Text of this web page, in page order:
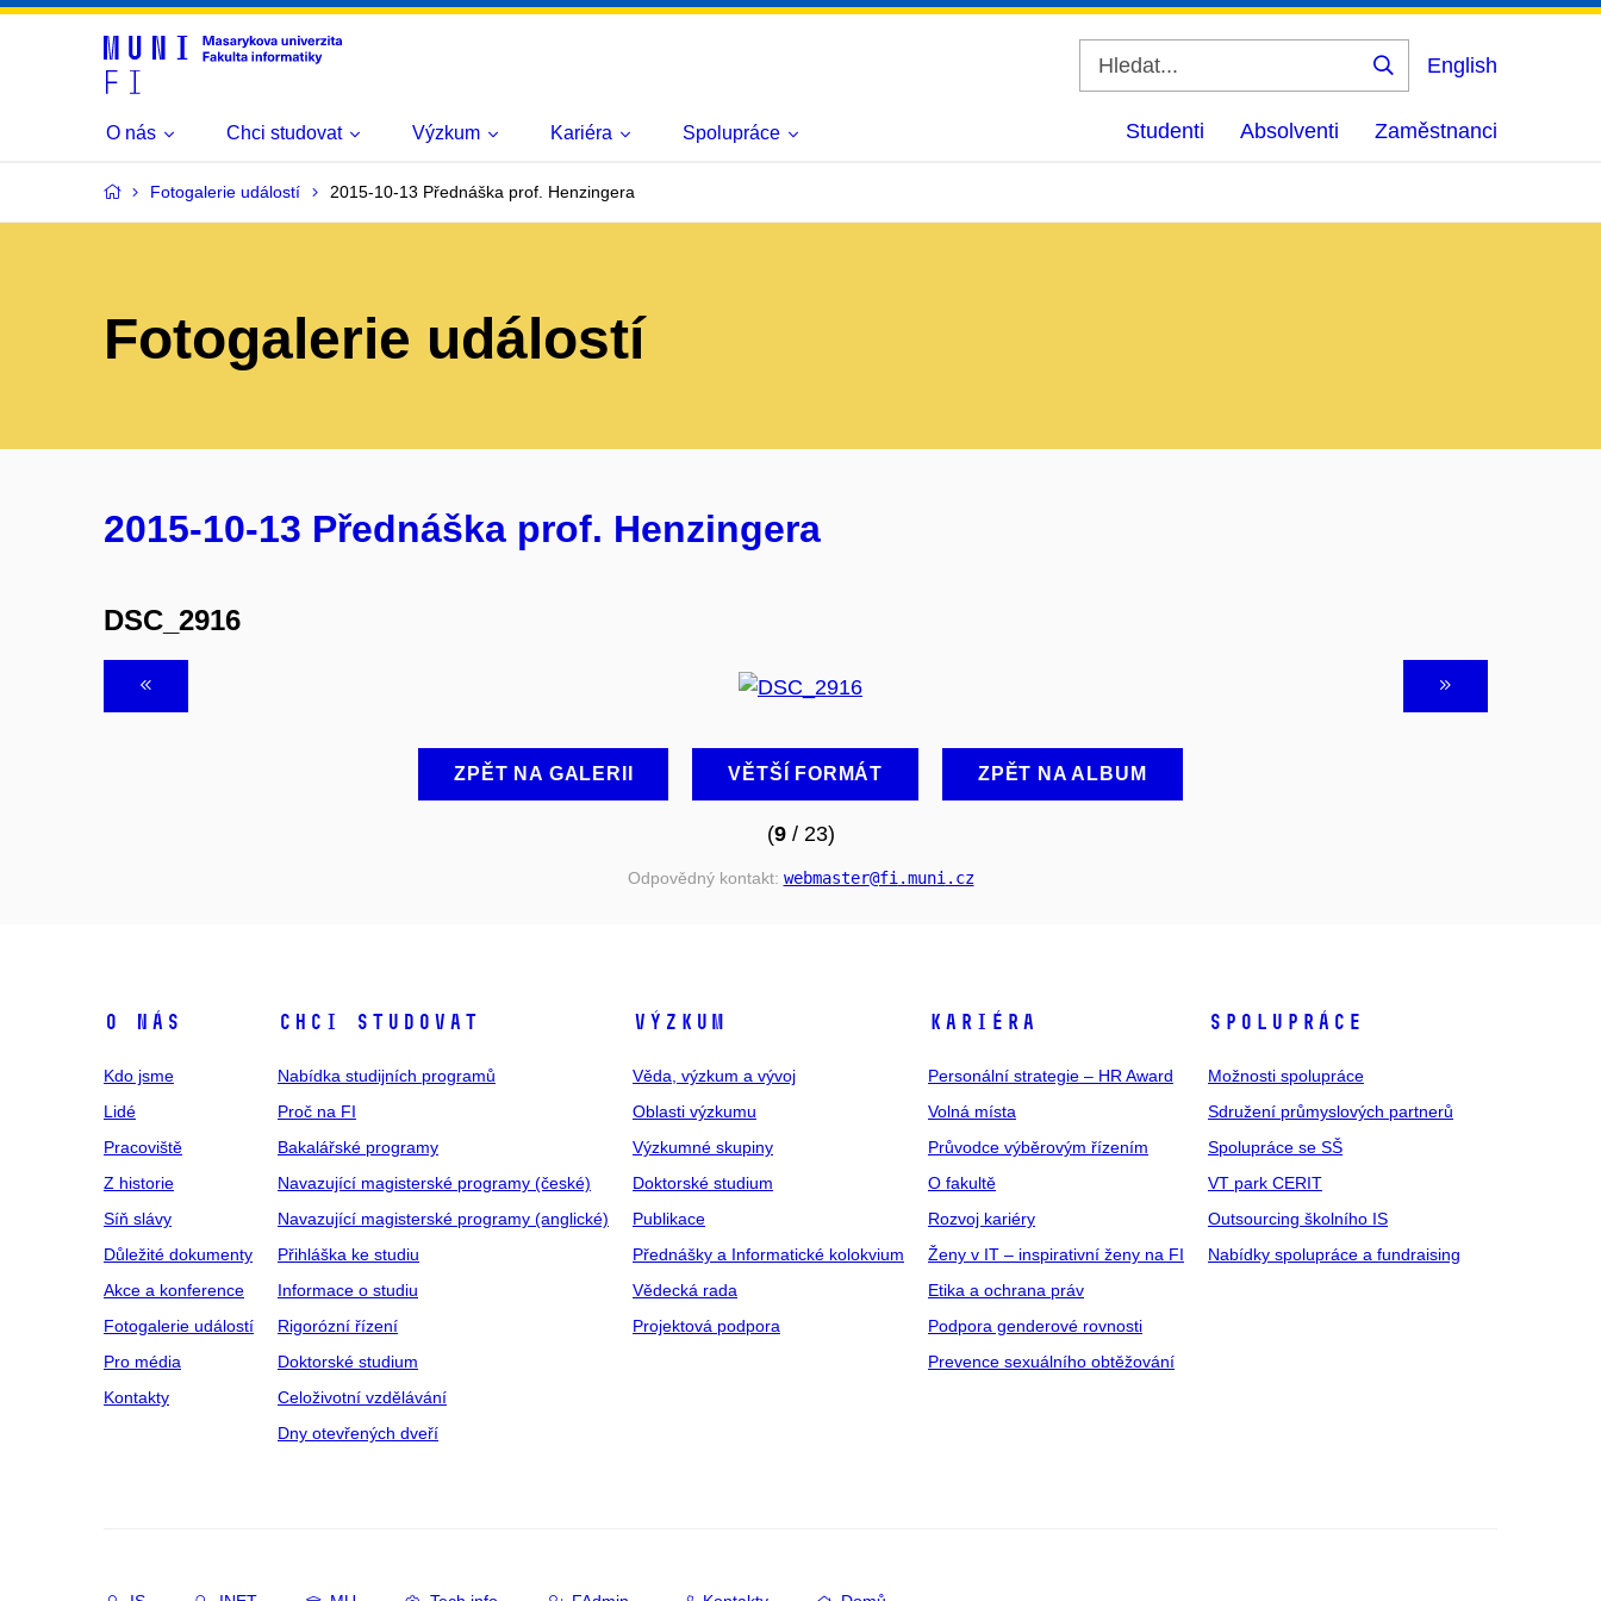
Vyhledat
English
O nás Chci studovat Výzkum Kariéra Spolupráce Studenti Absolventi Zaměstnanci
Fotogalerie událostí 2015-10-13 Přednáška prof. Henzingera
Fotogalerie událostí
2015-10-13 Přednáška prof. Henzingera
DSC_2916
ZPĚT NA GALERII VĚTŠÍ FORMÁT ZPĚT NA ALBUM
(9/ 23)
Odpovědný kontakt: webmaster@fi .muni .cz
O NÁS
Kdo jsme
Lidé
Pracoviště
Z historie
Síň slávy
Důležité dokumenty
Akce a konference
Fotogalerie událostí
Pro média
Kontakty
CHCI STUDOVAT
Nabídka studijních programů
Proč na FI
Bakalářské programy
Navazující magisterské programy (české)
Navazující magisterské programy (anglické)
Přihláška ke studiu
Informace o studiu
Rigorózní řízení
Doktorské studium
Celoživotní vzdělávání
Dny otevřených dveří
VÝZKUM
Věda, výzkum a vývoj
Oblasti výzkumu
Výzkumné skupiny
Doktorské studium
Publikace
Přednášky a Informatické kolokvium
Vědecká rada
Projektová podpora
KARIÉRA
Personální strategie – HR Award
Volná místa
Průvodce výběrovým řízením
O fakultě
Rozvoj kariéry
Ženy v IT – inspirativní ženy na FI
Etika a ochrana práv
Podpora genderové rovnosti
Prevence sexuálního obtěžování
SPOLUPRÁCE
Možnosti spolupráce
Sdružení průmyslových partnerů
Spolupráce se SŠ
VT park CERIT
Outsourcing školního IS
Nabídky spolupráce a fundraising